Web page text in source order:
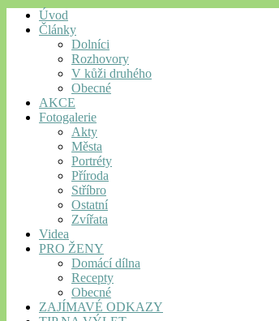
Úvod
Články
Dolníci
Rozhovory
V kůži druhého
Obecné
AKCE
Fotogalerie
Akty
Města
Portréty
Příroda
Stříbro
Ostatní
Zvířata
Videa
PRO ŽENY
Domácí dílna
Recepty
Obecné
ZAJÍMAVÉ ODKAZY